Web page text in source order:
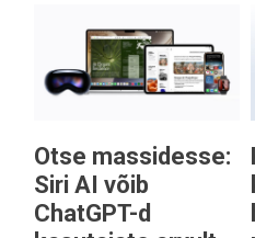
Otse massidesse:
Siri AI võib
ChatGPT-d